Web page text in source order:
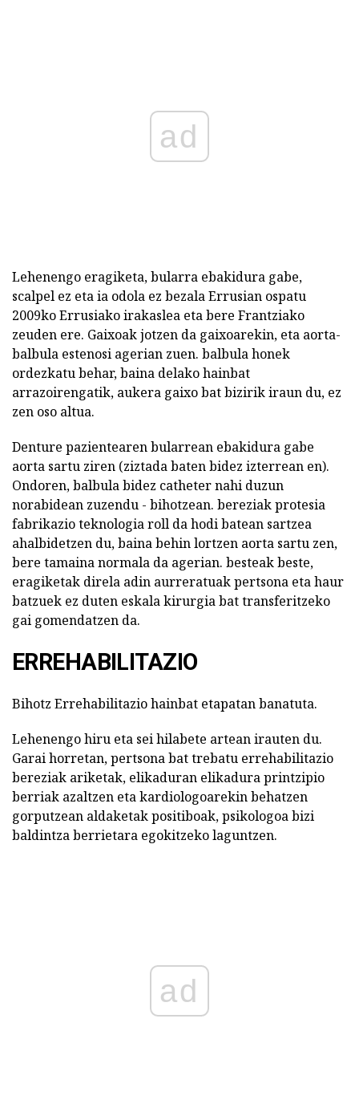
ad
Lehenengo eragiketa, bularra ebakidura gabe,
scalpel ez eta ia odola ez bezala Errusian ospatu
2009ko Errusiako irakaslea eta bere Frantziako
zeuden ere. Gaixoak jotzen da gaixoarekin, eta aorta-
balbula estenosi agerian zuen. balbula honek
ordezkatu behar, baina delako hainbat
arrazoirengatik, aukera gaixo bat bizirik iraun du, ez
zen oso altua.
Denture pazientearen bularrean ebakidura gabe
aorta sartu ziren (ziztada baten bidez izterrean en).
Ondoren, balbula bidez catheter nahi duzun
norabidean zuzendu - bihotzean. bereziak protesia
fabrikazio teknologia roll da hodi batean sartzea
ahalbidetzen du, baina behin lortzen aorta sartu zen,
bere tamaina normala da agerian. besteak beste,
eragiketak direla adin aurreratuak pertsona eta haur
batzuek ez duten eskala kirurgia bat transferitzeko
gai gomendatzen da.
ERREHABILITAZIO
Bihotz Errehabilitazio hainbat etapatan banatuta.
Lehenengo hiru eta sei hilabete artean irauten du.
Garai horretan, pertsona bat trebatu errehabilitazio
bereziak ariketak, elikaduran elikadura printzipio
berriak azaltzen eta kardiologoarekin behatzen
gorputzean aldaketak positiboak, psikologoa bizi
baldintza berrietara egokitzeko laguntzen.
ad